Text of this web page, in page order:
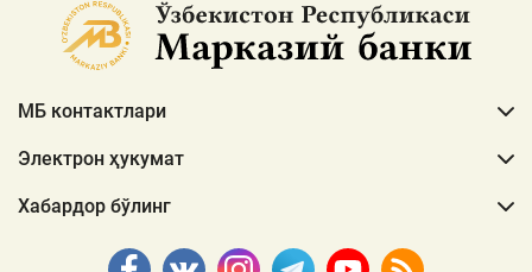
МБ контактлари
Электрон ҳукумат
Хабардор бўлинг